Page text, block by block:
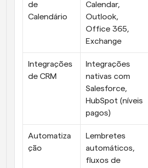
de
Calendário
Calendar,
Outlook,
Office 365,
Exchange
Integrações
de CRM
Integrações
nativas com
Salesforce,
HubSpot (níveis
pagos)
Automatiza
ção
Lembretes
automáticos,
fluxos de